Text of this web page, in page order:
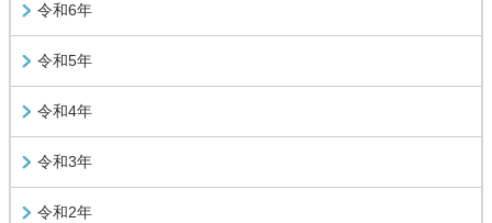
令和6年
令和5年
令和4年
令和3年
令和2年